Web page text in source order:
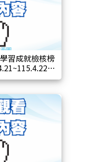
習成就檢核榜